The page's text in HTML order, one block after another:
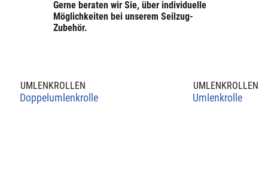
Doppelumlenkrolle
UMLENKROLLEN
Umlenkrolle
UMLENKROLLEN
Gerne beraten wir Sie, über individuelle
Möglichkeiten bei unserem Seilzug-
Zubehör.